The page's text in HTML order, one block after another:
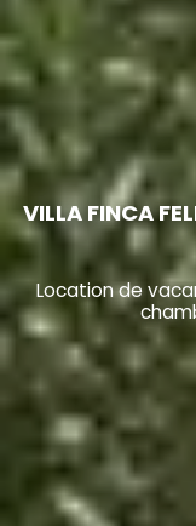
VILLA FINCA
Location de